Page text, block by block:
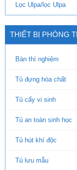
Lọc Ulpa/lọc Ulpa
THIẾT BỊ PHÒNG
Bàn thí nghiệm
Tủ đựng hóa chất
Tủ cấy vi sinh
Tủ an toàn sinh học
Tủ hút khí độc
Tủ lưu mẫu